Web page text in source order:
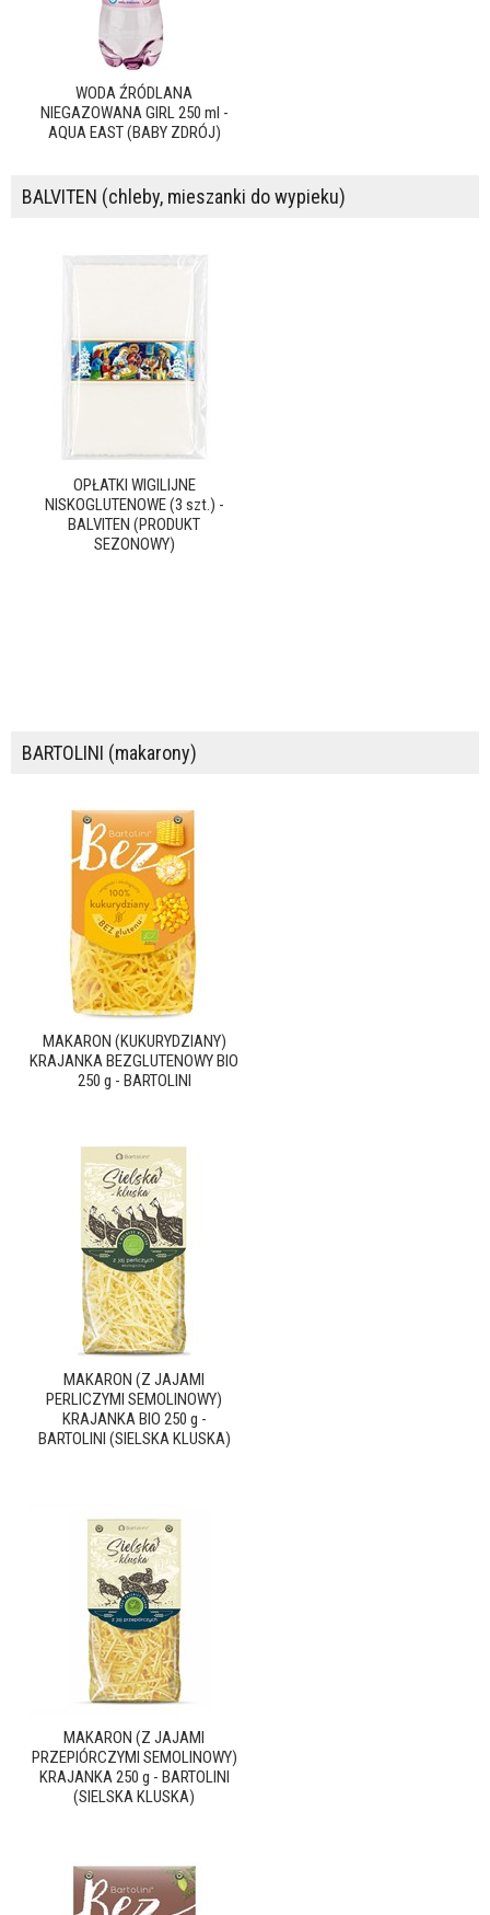
WODA ŹRÓDLANA
NIEGAZOWANA GIRL 250 ml -
AQUA EAST (BABY ZDRÓJ)
BALVITEN (chleby, mieszanki do wypieku)
OPŁATKI WIGILIJNE
NISKOGLUTENOWE (3 szt.) -
BALVITEN (PRODUKT
SEZONOWY)
BARTOLINI (makarony)
MAKARON (KUKURYDZIANY)
KRAJANKA BEZGLUTENOWY BIO
250 g - BARTOLINI
MAKARON (Z JAJAMI
PERLICZYMI SEMOLINOWY)
KRAJANKA BIO 250 g -
BARTOLINI (SIELSKA KLUSKA)
MAKARON (Z JAJAMI
PRZEPIÓRCZYMI SEMOLINOWY)
KRAJANKA 250 g - BARTOLINI
(SIELSKA KLUSKA)